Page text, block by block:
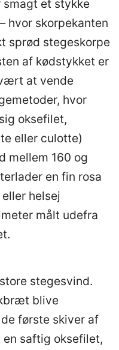
smagt et stykke
hvor skorpekanten
sprød stegeskorpe
af kødstykket er
at vende
hvor
oksefilet,
eller culotte)
mellem 160 og
en fin rosa
helsej
målt udefra
stegesvind.
blive
første skiver af
saftig oksefilet,